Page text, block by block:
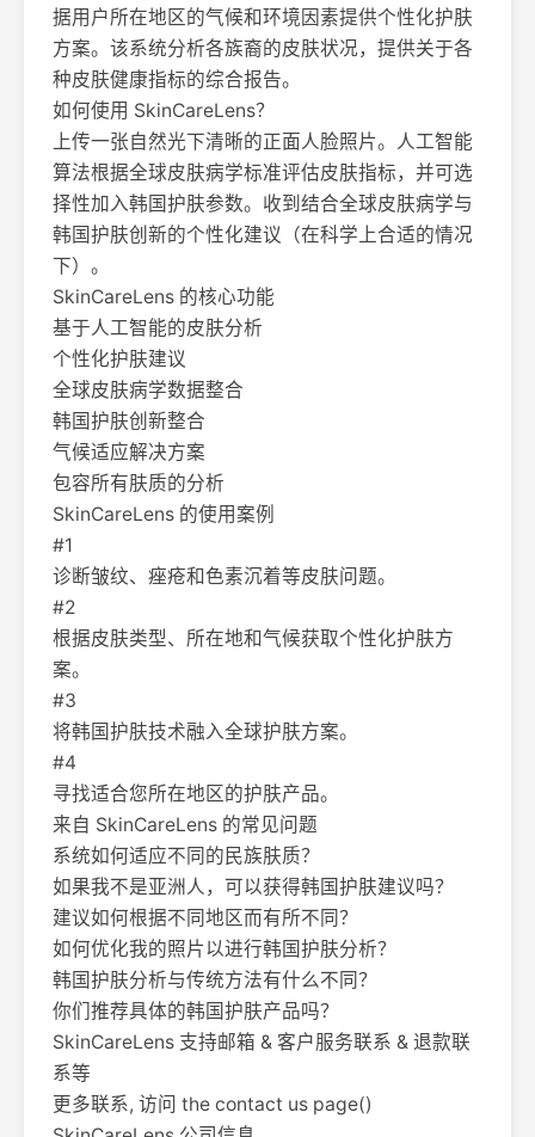
据用户所在地区的气候和环境因素提供个性化护肤
方案。该系统分析各族裔的皮肤状况，提供关于各
种皮肤健康指标的综合报告。
如何使用 SkinCareLens？
上传一张自然光下清晰的正面人脸照片。人工智能
算法根据全球皮肤病学标准评估皮肤指标，并可选
择性加入韩国护肤参数。收到结合全球皮肤病学与
韩国护肤创新的个性化建议（在科学上合适的情况
下）。
SkinCareLens 的核心功能
基于人工智能的皮肤分析
个性化护肤建议
全球皮肤病学数据整合
韩国护肤创新整合
气候适应解决方案
包容所有肤质的分析
SkinCareLens 的使用案例
#1
诊断皱纹、痤疮和色素沉着等皮肤问题。
#2
根据皮肤类型、所在地和气候获取个性化护肤方
案。
#3
将韩国护肤技术融入全球护肤方案。
#4
寻找适合您所在地区的护肤产品。
来自 SkinCareLens 的常见问题
系统如何适应不同的民族肤质？
如果我不是亚洲人，可以获得韩国护肤建议吗？
建议如何根据不同地区而有所不同？
如何优化我的照片以进行韩国护肤分析？
韩国护肤分析与传统方法有什么不同？
你们推荐具体的韩国护肤产品吗？
SkinCareLens 支持邮箱 & 客户服务联系 & 退款联
系等
更多联系, 访问 the contact us page()